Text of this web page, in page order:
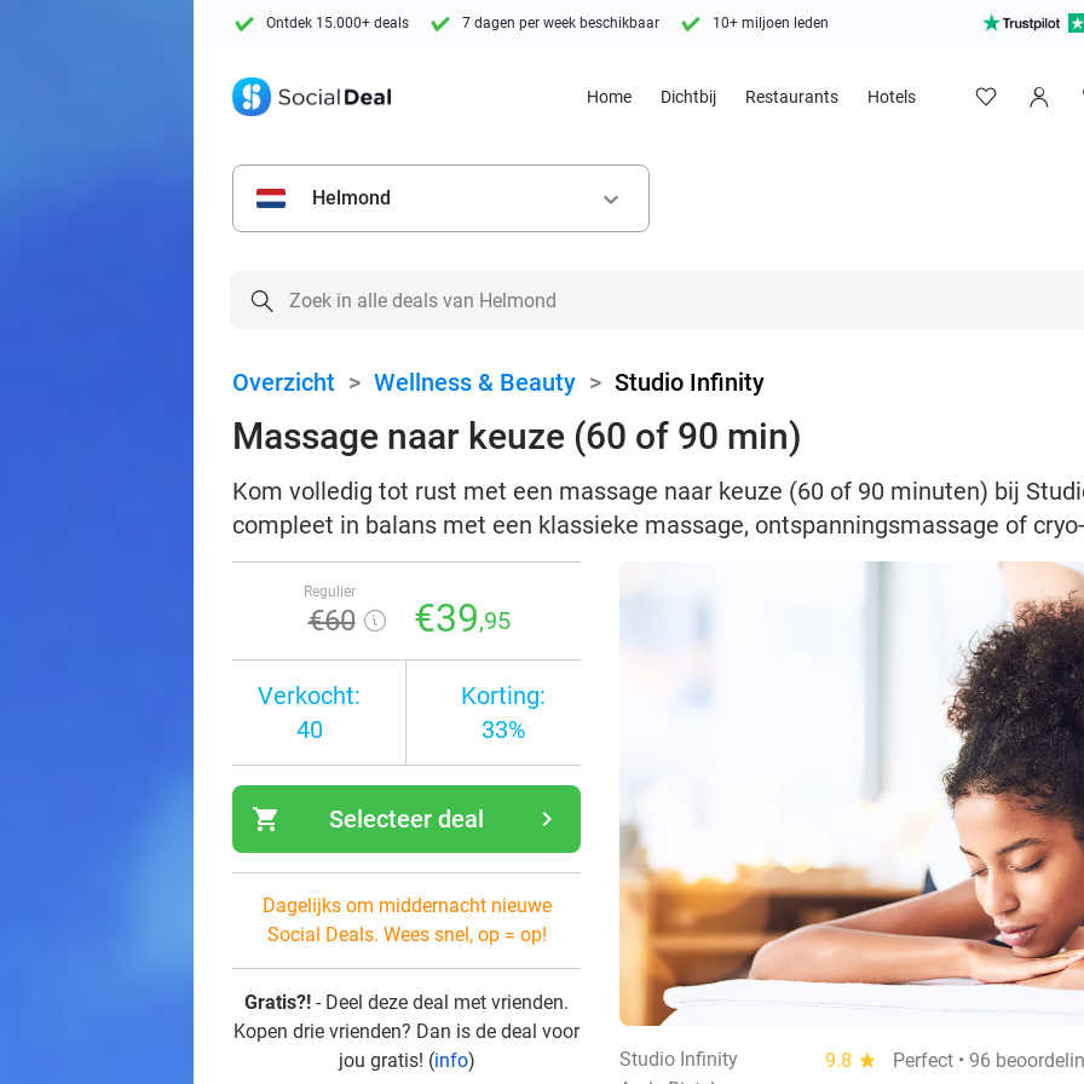
Ontdek 15.000+ deals 7 dagen per week beschikbaar 10+ miljoen leden
Home Dichtbij Restaurants Hotels
Helmond keyboard_arrow_down
Overzicht > Wellness & Beauty > Studio Infinity
Massage naar keuze (60 of 90 min)
Kom volledig tot rust met een massage naar keuze (60 of 90 minuten) bij
compleet in balans met een klassieke massage, ontspanningsmassage of
Regulier
€60 €39,95
Verkocht:
40
Korting:
33%
shopping_cart navigate_next
Selecteer deal
Dagelijks om middernacht nieuwe
Social Deals. Wees snel, op = op!
Gratis?! - Deel deze deal met vrienden.
Kopen drie vrienden? Dan is de deal voor
jou gratis! (info) Studio Infinity 9.8 star
Perfect • 96